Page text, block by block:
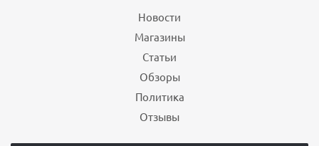
Новости
Магазины
Статьи
Обзоры
Политика
Отзывы